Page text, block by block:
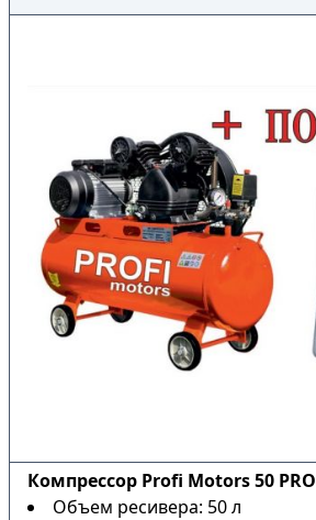
Компрессор Profi Motors 50 PRO
Объем ресивера: 50 л